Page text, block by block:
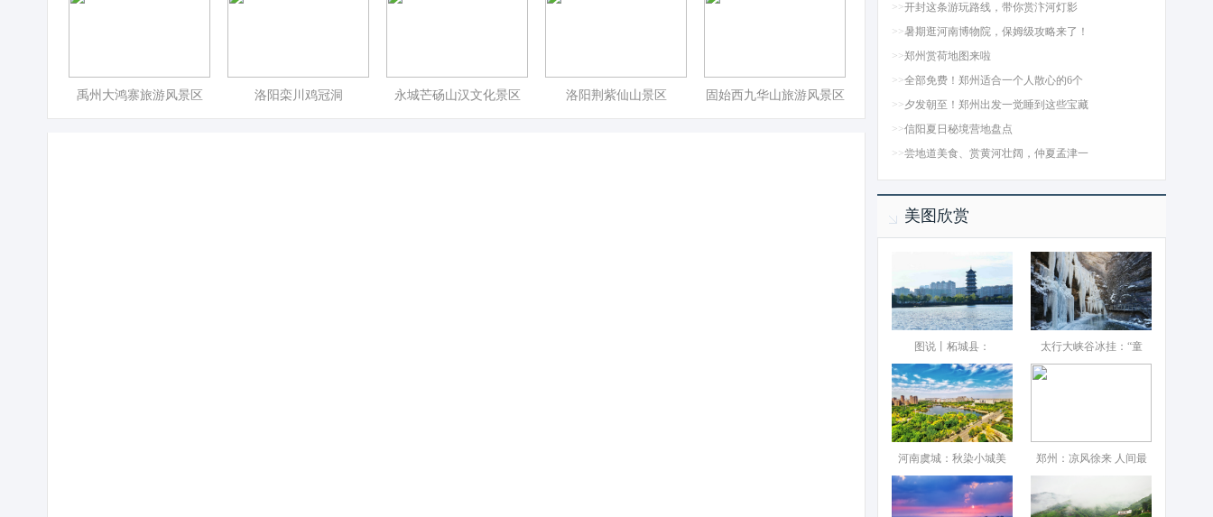
禹州大鸿寨旅游风景区 洛阳栾川鸡冠洞 永城芒砀山汉文化景区 洛阳荆紫仙山景区 固始西九华山旅游风景区
>>开封这条游玩路线，带你赏汴河灯影
>>暑期逛河南博物院，保姆级攻略来了！
>>郑州赏荷地图来啦
>>全部免费！郑州适合一个人散心的6个
>>夕发朝至！郑州出发一觉睡到这些宝藏
>>信阳夏日秘境营地盘点
>>尝地道美食、赏黄河壮阔，仲夏孟津一
美图欣赏
图说丨柘城县：‌ 太行大峡谷冰挂：“童
河南虞城：秋染小城美 郑州：凉风徐来 人间最